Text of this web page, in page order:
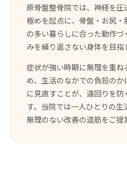
原骨盤整骨院では、神経を
極めを起点に、骨盤・お尻
の多い暮らしに合った動作
みを繰り返さない身体を目指
症状が強い時期に無理を重ね
め、生活のなかでの負担の
に見直すことが、遠回りを
す。当院では一人ひとりの生
無理のない改善の道筋をご提